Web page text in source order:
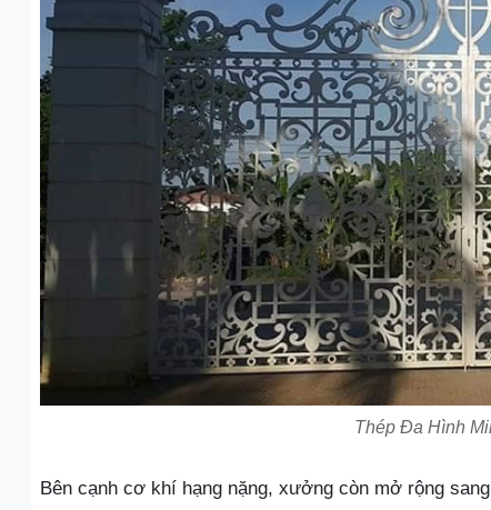
Thép Đa Hình
Bên cạnh cơ khí hạng nặng, xưởng còn mở rộng